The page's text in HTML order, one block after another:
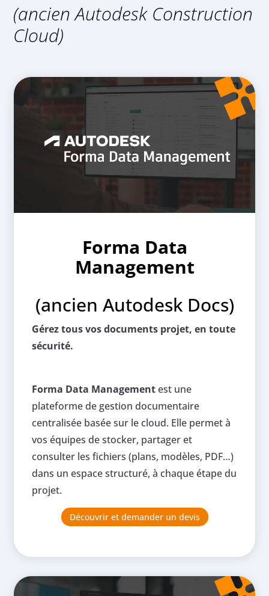
(ancien Autodesk Construction
Cloud)
Forma Data
Management
(ancien Autodesk Docs)
Gérez tous vos documents projet, en toute
sécurité.
Forma Data Managementest une
plateforme de gestion documentaire
centralisée basée sur le cloud. Elle permet à
vos équipes de stocker, partager et
consulter les fichiers (plans, modèles, PDF…)
dans un espace structuré, à chaque étape du
projet.
Découvrir et demander un devis